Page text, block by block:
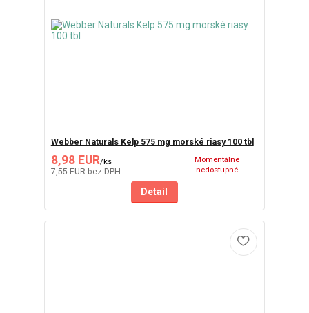
Webber Naturals Kelp 575 mg morské riasy 100 tbl
8,98 EUR/ks
7,55 EUR bez DPH
Momentálne
nedostupné
Detail